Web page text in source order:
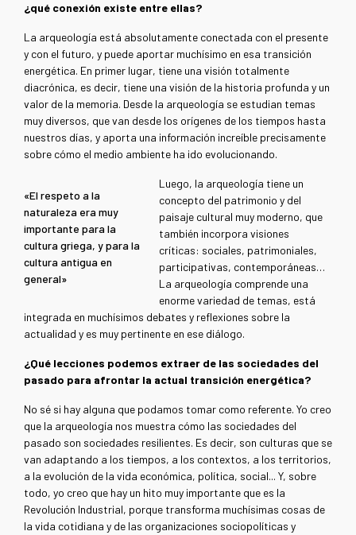
¿qué conexión existe entre ellas?
La arqueología está absolutamente conectada con el presente
y con el futuro, y puede aportar muchísimo en esa transición
energética. En primer lugar, tiene una visión totalmente
diacrónica, es decir, tiene una visión de la historia profunda y un
valor de la memoria. Desde la arqueología se estudian temas
muy diversos, que van desde los orígenes de los tiempos hasta
nuestros días, y aporta una información increíble precisamente
sobre cómo el medio ambiente ha ido evolucionando.
«El respeto a la
naturaleza era muy
importante para la
cultura griega, y para la
cultura antigua en
general»
Luego, la arqueología tiene un
concepto del patrimonio y del
paisaje cultural muy moderno, que
también incorpora visiones
críticas: sociales, patrimoniales,
participativas, contemporáneas…
La arqueología comprende una
enorme variedad de temas, está
integrada en muchísimos debates y reflexiones sobre la
actualidad y es muy pertinente en ese diálogo.
¿Qué lecciones podemos extraer de las sociedades del
pasado para afrontar la actual transición energética?
No sé si hay alguna que podamos tomar como referente. Yo creo
que la arqueología nos muestra cómo las sociedades del
pasado son sociedades resilientes. Es decir, son culturas que se
van adaptando a los tiempos, a los contextos, a los territorios,
a la evolución de la vida económica, política, social... Y, sobre
todo, yo creo que hay un hito muy importante que es la
Revolución Industrial, porque transforma muchísimas cosas de
la vida cotidiana y de las organizaciones sociopolíticas y